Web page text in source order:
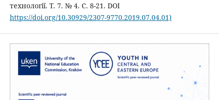
технології. Т. 7. № 4. С. 8-21. DOI
https://doi.org/10.30929/2307-9770.2019.07.04.01)